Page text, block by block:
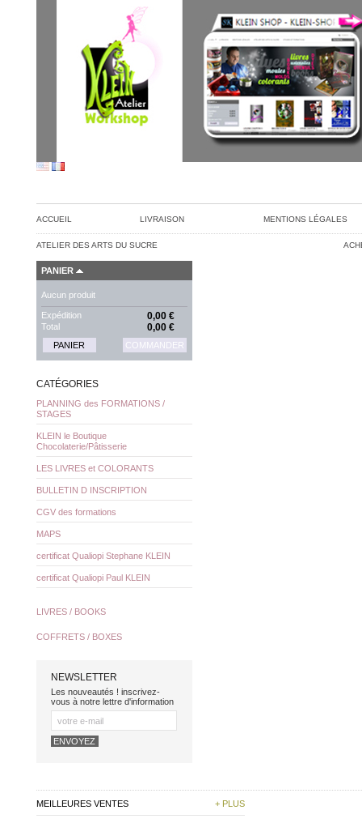
ACCUEIL LIVRAISON MENTIONS LÉGALES
ATELIER DES ARTS DU SUCRE
PANIER
Aucun produit
Expédition 0,00 €
Total 0,00 €
PANIER COMMANDER
CATÉGORIES
PLANNING des FORMATIONS /
STAGES
KLEIN le Boutique
Chocolaterie/Pâtisserie
LES LIVRES et COLORANTS
BULLETIN D INSCRIPTION
CGV des formations
MAPS
certificat Qualiopi Stephane KLEIN
certificat Qualiopi Paul KLEIN
LIVRES / BOOKS
COFFRETS / BOXES
NEWSLETTER
Les nouveautés ! inscrivez-
vous à notre lettre d'information
MEILLEURES VENTES + PLUS